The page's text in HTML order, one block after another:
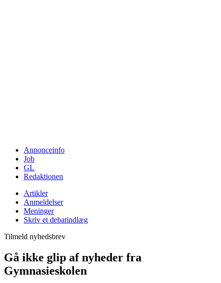
Annonceinfo
Job
GL
Redaktionen
Artikler
Anmeldelser
Meninger
Skriv et debatindlæg
Tilmeld nyhedsbrev
Gå ikke glip af nyheder fra
Gymnasieskolen